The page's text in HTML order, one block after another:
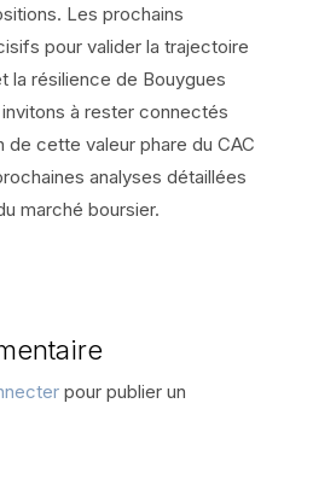
Les prochains
pour valider la trajectoire
la résilience de Bouygues
à rester connectés
de cette valeur phare du CAC
analyses détaillées
marché boursier.
pour publier un